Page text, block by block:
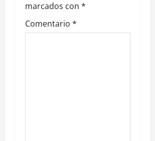
marcados con *
Comentario *